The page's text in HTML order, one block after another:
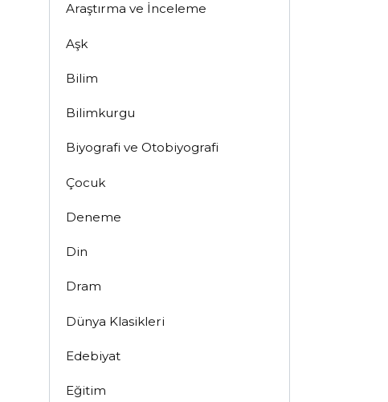
Araştırma ve İnceleme
Aşk
Bilim
Bilimkurgu
Biyografi ve Otobiyografi
Çocuk
Deneme
Din
Dram
Dünya Klasikleri
Edebiyat
Eğitim